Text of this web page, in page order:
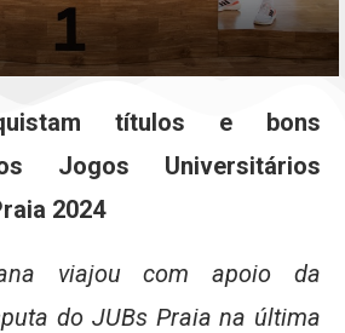
títulos e bons
Jogos Universitários
2024
viajou com apoio da
do JUBs Praia na última